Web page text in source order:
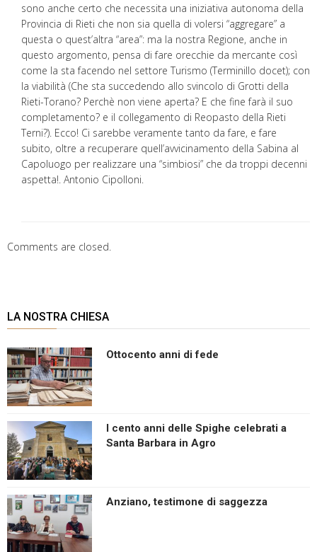
sono anche certo che necessita una iniziativa autonoma della
Provincia di Rieti che non sia quella di volersi “aggregare” a
questa o quest’altra “area”: ma la nostra Regione, anche in
questo argomento, pensa di fare orecchie da mercante così
come la sta facendo nel settore Turismo (Terminillo docet); con
la viabilità (Che sta succedendo allo svincolo di Grotti della
Rieti-Torano? Perchè non viene aperta? E che fine farà il suo
completamento? e il collegamento di Reopasto della Rieti
Terni?). Ecco! Ci sarebbe veramente tanto da fare, e fare
subito, oltre a recuperare quell’avvicinamento della Sabina al
Capoluogo per realizzare una “simbiosi” che da troppi decenni
aspetta!. Antonio Cipolloni.
Comments are closed.
LA NOSTRA CHIESA
Ottocento anni di fede
I cento anni delle Spighe celebrati a
Santa Barbara in Agro
Anziano, testimone di saggezza